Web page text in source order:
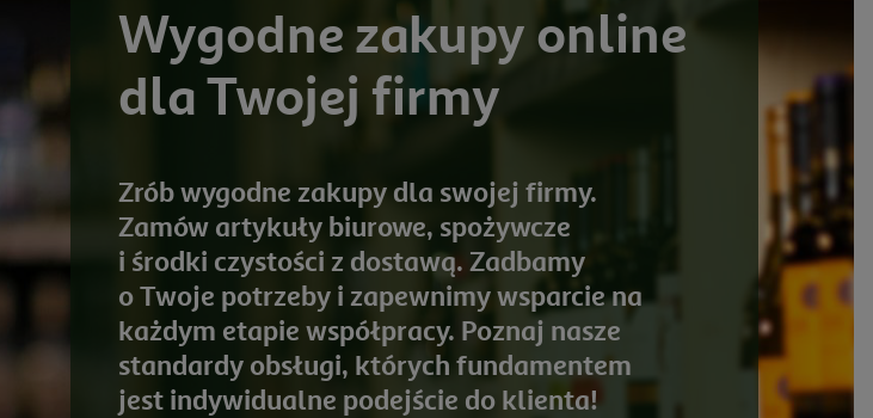
Wygodne zakupy online
dla Twojej firmy
Zrób wygodne zakupy dla swojej firmy.
Zamów artykuły biurowe, spożywcze
i środki czystości z dostawą. Zadbamy
o Twoje potrzeby i zapewnimy wsparcie na
każdym etapie współpracy. Poznaj nasze
standardy obsługi, których fundamentem
jest indywidualne podejście do klienta!